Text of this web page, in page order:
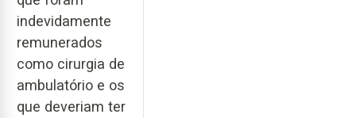
indevidamente
remunerados
como cirurgia de
ambulatório e os
que deveriam ter